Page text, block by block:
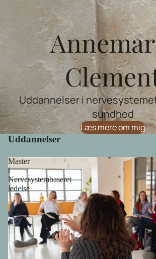
Uddannelser i
sundhed
Læs mere om mig
Uddannelser
Master
i
Nervesystembaseret
ledelse